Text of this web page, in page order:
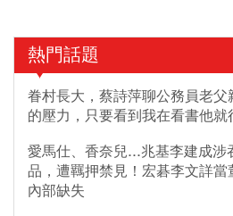
熱門話題
眷村長大，蔡詩萍聊公務員老
的壓力，只要看到我在看書他就
愛馬仕、香奈兒...兆基李建成涉
品，遭羈押禁見！宏碁李文詳
內部缺失